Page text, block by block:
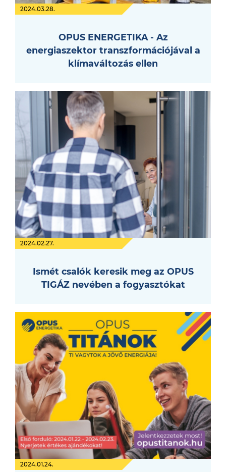
2024.03.28.
OPUS ENERGETIKA - Az
energiaszektor transzformációjával a
klímaváltozás ellen
2024.02.27.
Ismét csalók keresik meg az OPUS
TIGÁZ nevében a fogyasztókat
2024.01.24.